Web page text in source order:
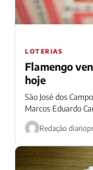
LOTERIAS
Flamengo
hoje
São José dos
Marcos Eduardo
encerrado nesta...
Redação